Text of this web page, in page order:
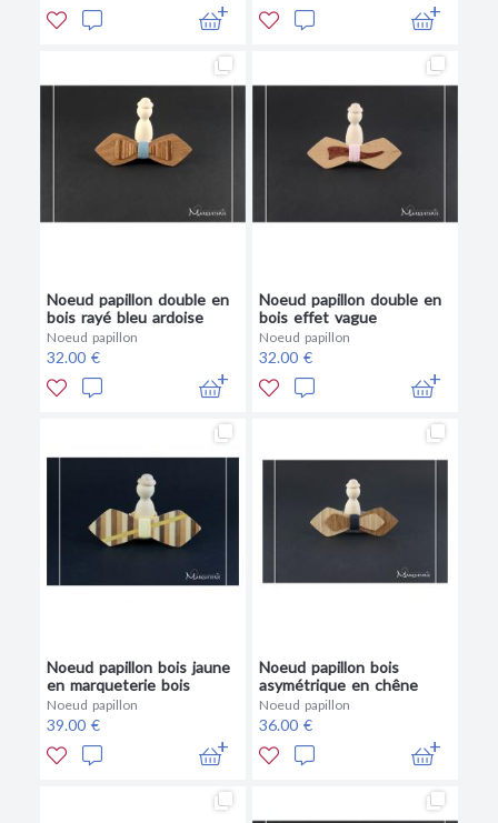
Noeud papillon double en
bois rayé bleu ardoise
Noeud papillon
32.00 €
Noeud papillon double en
bois effet vague
Noeud papillon
32.00 €
Noeud papillon bois jaune
en marqueterie bois
Noeud papillon
39.00 €
Noeud papillon bois
asymétrique en chêne
Noeud papillon
36.00 €